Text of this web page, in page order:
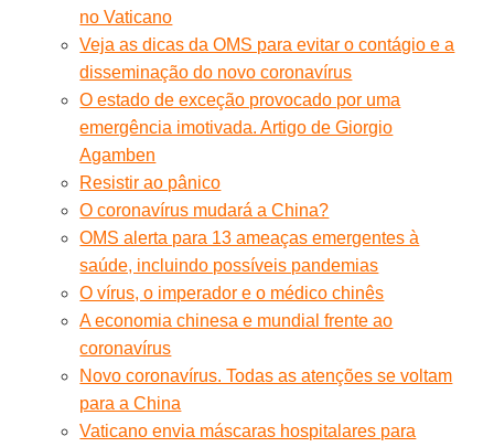
no Vaticano
Veja as dicas da OMS para evitar o contágio e a
disseminação do novo coronavírus
O estado de exceção provocado por uma
emergência imotivada. Artigo de Giorgio
Agamben
Resistir ao pânico
O coronavírus mudará a China?
OMS alerta para 13 ameaças emergentes à
saúde, incluindo possíveis pandemias
O vírus, o imperador e o médico chinês
A economia chinesa e mundial frente ao
coronavírus
Novo coronavírus. Todas as atenções se voltam
para a China
Vaticano envia máscaras hospitalares para